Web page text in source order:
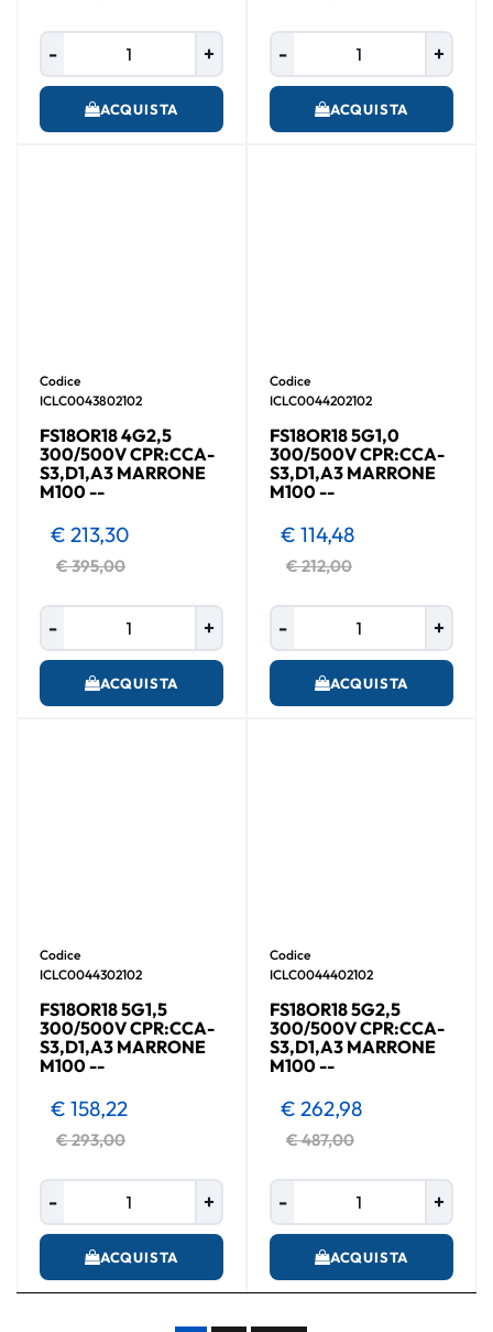
ACQUISTA ACQUISTA
Codice
ICLC0043802102
FS18OR18 4G2,5
300/500V CPR:CCA-
S3,D1,A3 MARRONE
M100 --
€ 395,00
€ 213,30
ACQUISTA
Codice
ICLC0044202102
FS18OR18 5G1,0
300/500V CPR:CCA-
S3,D1,A3 MARRONE
M100 --
€ 212,00
€ 114,48
ACQUISTA
Codice
ICLC0044302102
FS18OR18 5G1,5
300/500V CPR:CCA-
S3,D1,A3 MARRONE
M100 --
€ 293,00
€ 158,22
ACQUISTA
Codice
ICLC0044402102
FS18OR18 5G2,5
300/500V CPR:CCA-
S3,D1,A3 MARRONE
M100 --
€ 487,00
€ 262,98
ACQUISTA